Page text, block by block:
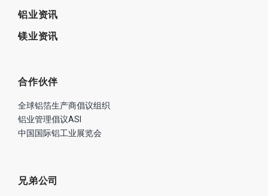
铝业资讯
镁业资讯
合作伙伴
全球铝箔生产商倡议组织
铝业管理倡议ASI
中国国际铝工业展览会
兄弟公司